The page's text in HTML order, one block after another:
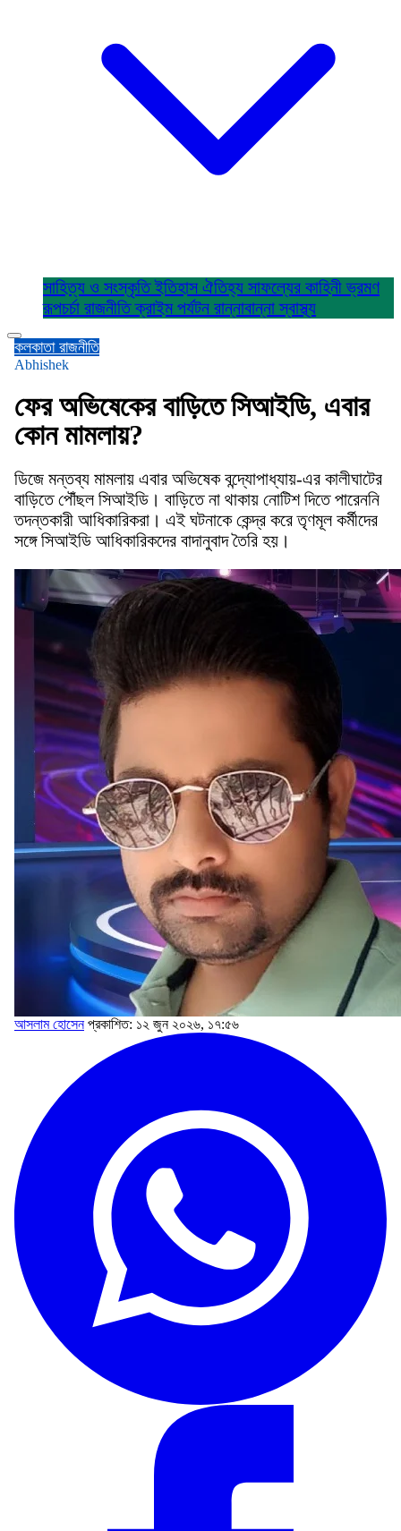
সাহিত্য ও সংস্কৃতিইতিহাস ঐতিহ্য সাফল্যের কাহিনীভ্রমণ
রূপচর্চা রাজনীতিক্রাইম পর্যটন রান্নাবান্নাস্বাস্থ্য
কলকাতা রাজনীতি
Abhishek
ফের অভিষেকের বাড়িতে সিআইডি, এবার
কোন মামলায়?
ডিজে মন্তব্য মামলায় এবার অভিষেক বন্দ্যোপাধ্যায়-এর কালীঘাটের
বাড়িতে পৌঁছল সিআইডি। বাড়িতে না থাকায় নোটিশ দিতে পারেননি
তদন্তকারী আধিকারিকরা। এই ঘটনাকে কেন্দ্র করে তৃণমূল কর্মীদের
সঙ্গে সিআইডি আধিকারিকদের বাদানুবাদ তৈরি হয়।
আসলাম হোসেন প্রকাশিত: ১২ জুন ২০২৬, ১৭:৫৬